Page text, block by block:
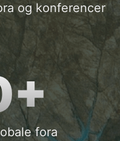
og konferencer
fora